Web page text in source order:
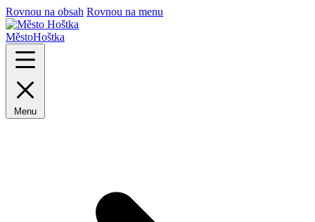
Rovnou na obsah Rovnou na menu
MěstoHoštka
Menu